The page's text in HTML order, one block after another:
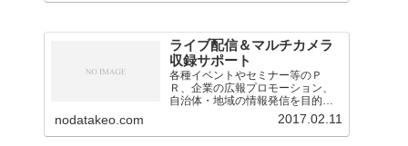
ライブ配信＆マルチカメラ
収録サポート
各種イベントやセミナー等のＰ
Ｒ、企業の広報プロモーション、
自治体・地域の情報発信を目的と
したライブ配信・中継の業務を担
当。映像音声の技術的なサポート
のほか、構成企画も対応。
nodatakeo.com 2017.02.11